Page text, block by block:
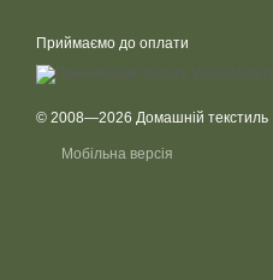
Приймаємо до оплати
© 2008—2026 Домашній текстиль
Мобільна версія